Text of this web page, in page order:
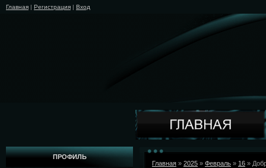
Главная | Регистрация | Вход
ПРОФИЛЬ
Главная » 2025 » Февраль » 16 »